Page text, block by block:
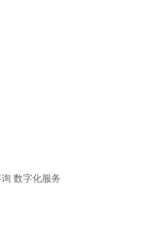
数字化服务